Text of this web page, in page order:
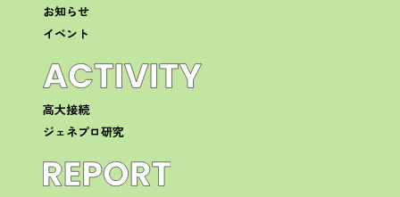
お知らせ
イベント
高大接続
ジェネプロ研究